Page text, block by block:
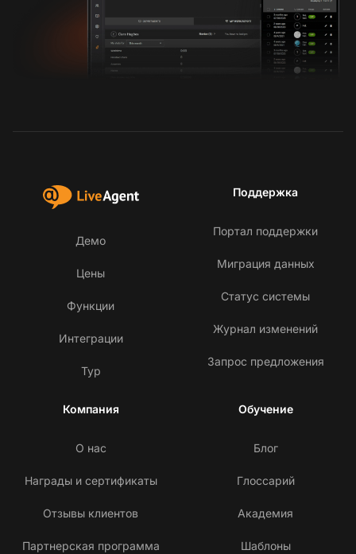
Демо
Цены
Функции
Интеграции
Тур
Поддержка
Портал поддержки
Миграция данных
Статус системы
Журнал изменений
Запрос предложения
Компания
О нас
Награды и сертификаты
Отзывы клиентов
Партнерская программа
Обучение
Блог
Глоссарий
Академия
Шаблоны